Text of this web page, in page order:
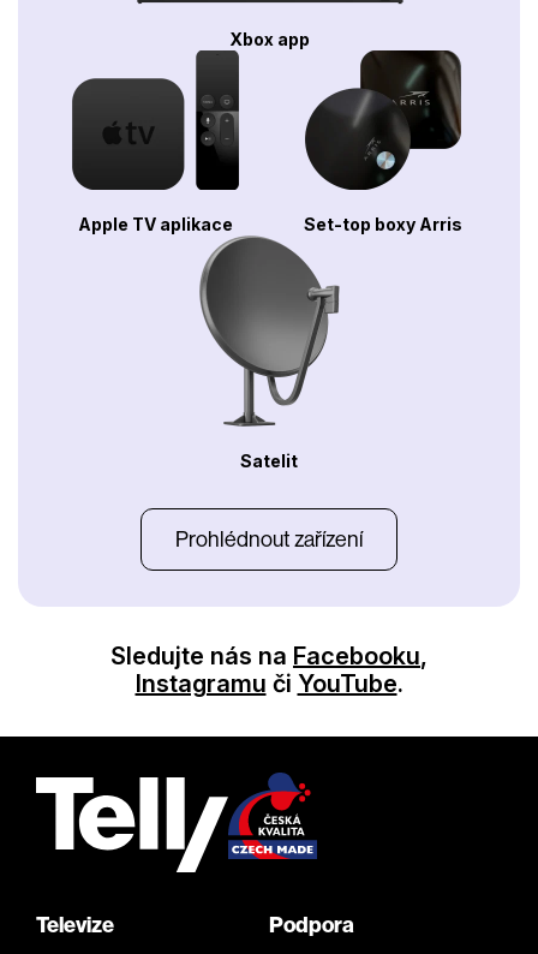
Xbox app
Apple TV aplikace Set-top boxy Arris
Satelit
Prohlédnout zařízení
Sledujte nás na Facebooku,
Instagramu či YouTube.
Televize Podpora